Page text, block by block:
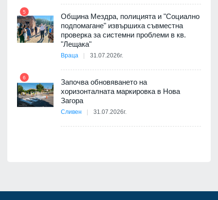
5
Община Мездра, полицията и "Социално
подпомагане" извършиха съвместна
проверка за системни проблеми в кв.
"Лещака"
Враца 31.07.2026г.
6
Започва обновяването на
хоризонталната маркировка в Нова
Загора
Сливен 31.07.2026г.